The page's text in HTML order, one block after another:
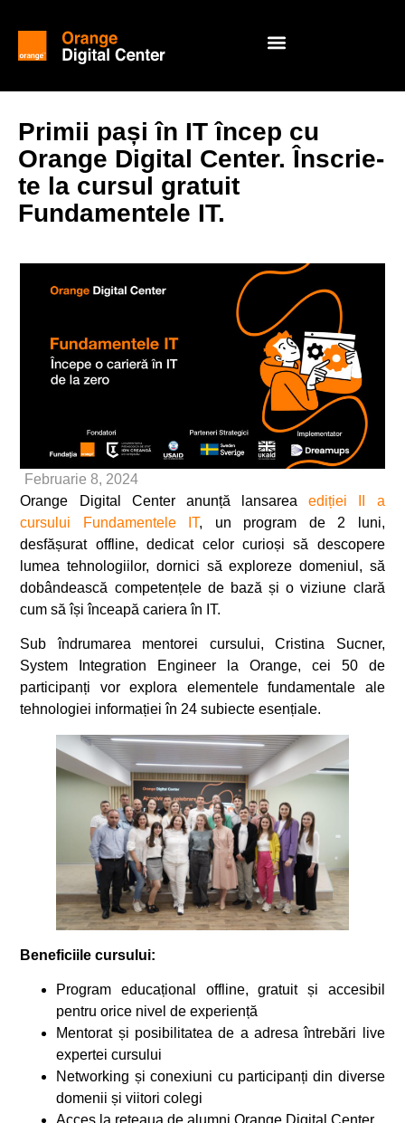
Primii pași în IT încep cu
Orange Digital Center. Înscrie-
te la cursul gratuit
Fundamentele IT.
Februarie 8, 2024
Orange Digital Center anunță lansareaediției II a
cursului Fundamentele IT, un program de 2 luni,
desfășurat offline, dedicat celor curioși să descopere
lumea tehnologiilor, dornici să exploreze domeniul, să
dobândească competențele de bază și o viziune clară
cum să își înceapă cariera în IT.
Sub îndrumarea mentorei cursului, Cristina Sucner,
System Integration Engineer la Orange, cei 50 de
participanți vor explora elementele fundamentale ale
tehnologiei informației în 24 subiecte esențiale.
Beneficiile cursului:
Program educațional offline, gratuit și accesibil
pentru orice nivel de experiență
Mentorat și posibilitatea de a adresa întrebări live
expertei cursului
Networking și conexiuni cu participanți din diverse
domenii și viitori colegi
Acces la rețeaua de alumni Orange Digital Center